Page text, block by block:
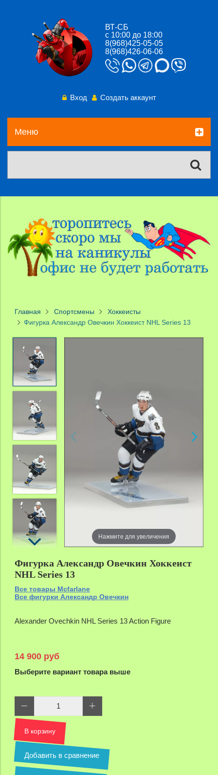
ВТ-СБ
с 10:00 до 18:00
8(968)425-05-05
8(968)426-06-06
Вход Создать аккаунт
Меню
Главная Спортсмены
Хоккеисты
Фигурка Александр Овечкин Хоккеист NHL Series 13
Нажмите для увеличения
Фигурка Александр Овечкин Хоккеист
NHL Series 13
Все товары Mcfarlane
Все фигурки Александр Овечкин
Alexander Ovechkin NHL Series 13 Action Figure
14 900 руб
Выберите вариант товара выше
В корзину
Добавить в сравнение